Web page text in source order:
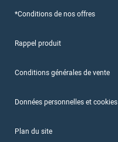
*Conditions de nos offres
Rappel produit
Conditions générales de vente
Données personnelles et cookies
Plan du site